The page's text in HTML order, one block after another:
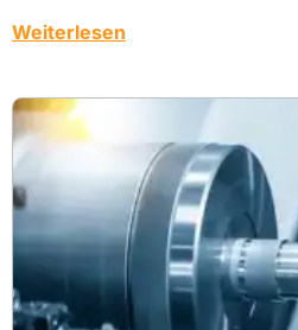
Weiterlesen